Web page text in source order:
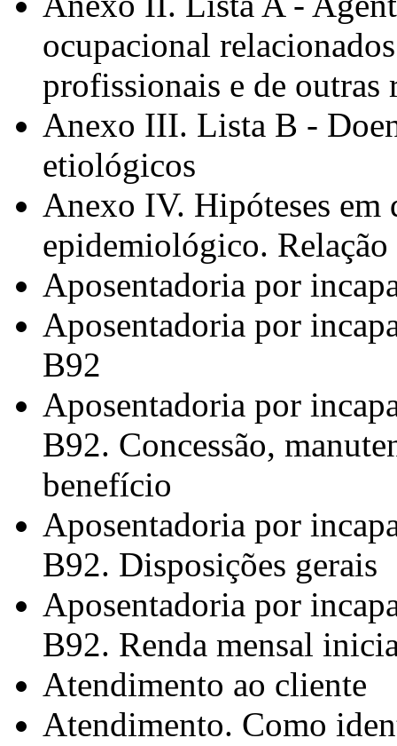
ocupacional
profissionais e de outras
Anexo III. Lista B -
etiológicos
Anexo IV. Hipóteses em
epidemiológico.
Aposentadoria por
Aposentadoria por
B92
Aposentadoria por
B92. Concessão,
benefício
Aposentadoria por
B92. Disposições gerais
Aposentadoria por
B92. Renda mensal
Atendimento ao cliente
Atendimento. Como